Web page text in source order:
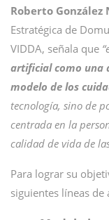
Roberto González
Estratégica de
VIDDA, señala que
artificial como una
modelo de los
tecnología, sino de
centrada en la
calidad de vida de
Para lograr su
siguientes líneas de